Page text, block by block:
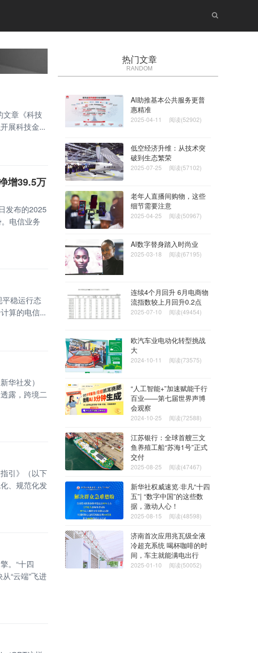
章《科技
展科技金...
增39.5万
发布的2025
电信业务
稳运行态
算的电信...
华社发）
露，跨境二
引》（以下
、规范化发
。“十四
“云端”飞进
热门文章
RANDOM
AI助推基本公共服务更普
惠精准
2025-04-11 阅读(52902)
低空经济升维：从技术突
破到生态繁荣
2025-07-25 阅读(57102)
老年人直播间购物，这些
细节需要注意
2025-04-25 阅读(50967)
AI数字替身踏入时尚业
2025-03-18 阅读(67195)
连续4个月回升 6月电商物
流指数较上月回升0.2点
2025-07-10 阅读(49454)
欧汽车业电动化转型挑战
大
2024-10-11 阅读(73575)
“人工智能+”加速赋能千行
百业——第七届世界声博
会观察
2024-10-25 阅读(72588)
江苏银行：全球首艘三文
鱼养殖工船“苏海1号”正式
交付
2025-08-25 阅读(47467)
新华社权威速览·非凡“十四
五”| “数字中国”的这些数
据，激动人心！
2025-08-15 阅读(48598)
济南首次应用兆瓦级全液
冷超充系统 喝杯咖啡的时
间，车主就能满电出行
2025-01-10 阅读(50052)